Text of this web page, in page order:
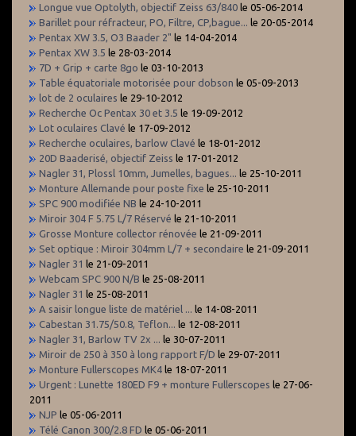
Longue vue Optolyth, objectif Zeiss 63/840 le 05-06-2014
Barillet pour réfracteur, PO, Filtre, CP,bague...
le 20-05-2014
Pentax XW 3.5, O3 Baader 2" le 14-04-2014
Pentax XW 3.5 le 28-03-2014
7D + Grip + carte 8go le 03-10-2013
Table équatoriale motorisée pour dobson le 05-09-2013
lot de 2 oculaires le 29-10-2012
Recherche Oc Pentax 30 et 3.5 le 19-09-2012
Lot oculaires Clavé le 17-09-2012
Recherche oculaires, barlow Clavé le 18-01-2012
20D Baaderisé, objectif Zeiss le 17-01-2012
Nagler 31, Plossl 10mm, Jumelles, bagues...
le 25-10-2011
Monture Allemande pour poste fixe le 25-10-2011
SPC 900 modifiée NB le 24-10-2011
Miroir 304 F 5.75 L/7 Réservé le 21-10-2011
Grosse Monture collector rénovée le 21-09-2011
Set optique : Miroir 304mm L/7 + secondaire le 21-09-2011
Nagler 31 le 21-09-2011
Webcam SPC 900 N/B le 25-08-2011
Nagler 31 le 25-08-2011
A saisir longue liste de matériel ...
le 14-08-2011
Cabestan 31.75/50.8, Teflon...
le 12-08-2011
Nagler 31, Barlow TV 2x ...
le 30-07-2011
Miroir de 250 à 350 à long rapport F/D le 29-07-2011
Monture Fullerscopes MK4 le 18-07-2011
Urgent : Lunette 180ED F9 + monture Fullerscopes le 27-06-
2011
NJP le 05-06-2011
Télé Canon 300/2.8 FD le 05-06-2011